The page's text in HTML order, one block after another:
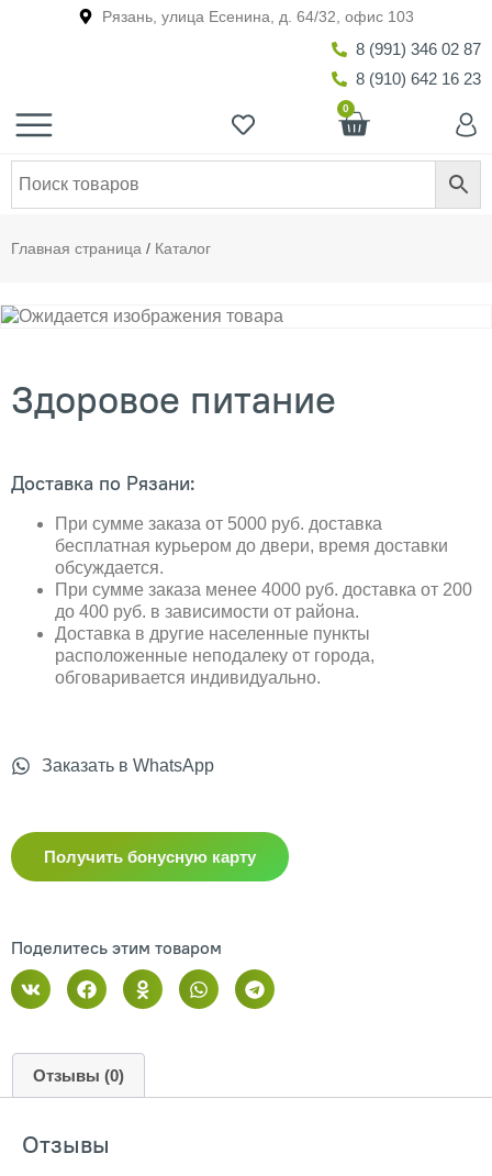
Рязань, улица Есенина, д. 64/32, офис 103
8 (991) 346 02 87
8 (910) 642 16 23
0
Главная страница / Каталог
Здоровое питание
Доставка по Рязани:
При сумме заказа от 5000 руб. доставка
бесплатная курьером до двери, время доставки
обсуждается.
При сумме заказа менее 4000 руб. доставка от 200
до 400 руб. в зависимости от района.
Доставка в другие населенные пункты
расположенные неподалеку от города,
обговаривается индивидуально.
Заказать в WhatsApp
Получить бонусную карту
Поделитесь этим товаром
Отзывы (0)
Отзывы